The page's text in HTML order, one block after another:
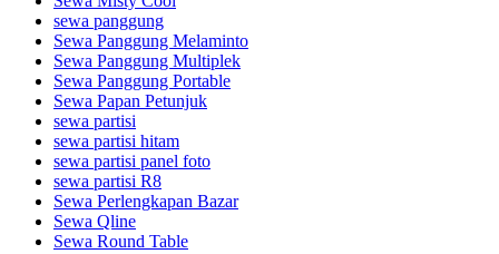
sewa panggung
Sewa Panggung Melaminto
Sewa Panggung Multiplek
Sewa Panggung Portable
Sewa Papan Petunjuk
sewa partisi
sewa partisi hitam
sewa partisi panel foto
sewa partisi R8
Sewa Perlengkapan Bazar
Sewa Qline
Sewa Round Table